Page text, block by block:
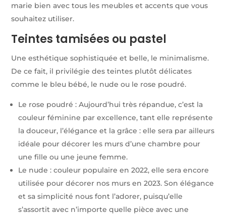
marie bien avec tous les meubles et accents que vous
souhaitez utiliser.
Teintes tamisées ou pastel
Une esthétique sophistiquée et belle, le minimalisme.
De ce fait, il privilégie des teintes plutôt délicates
comme le bleu bébé, le nude ou le rose poudré.
Le rose poudré : Aujourd’hui très répandue, c’est la
couleur féminine par excellence, tant elle représente
la douceur, l’élégance et la grâce : elle sera par ailleurs
idéale pour décorer les murs d’une chambre pour
une fille ou une jeune femme.
Le nude : couleur populaire en 2022, elle sera encore
utilisée pour décorer nos murs en 2023. Son élégance
et sa simplicité nous font l’adorer, puisqu’elle
s’assortit avec n’importe quelle pièce avec une